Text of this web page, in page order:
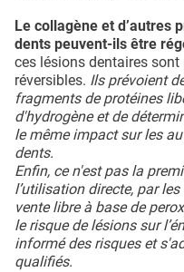
Le collagène et d’autres
dents peuvent-ils être
ces lésions dentaires
réversibles. Ils prévoient
fragments de protéines
d'hydrogène et de
le même impact sur les
dents.
Enfin, ce n'est pas la
l’utilisation directe, par
vente libre à base de
le risque de lésions sur
informé des risques et
qualifiés.